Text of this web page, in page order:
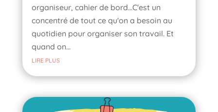
organiseur, cahier de bord...C'est un
concentré de tout ce qu'on a besoin au
quotidien pour organiser son travail. Et
quand on...
LIRE PLUS